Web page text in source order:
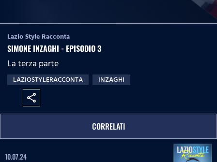
Lazio Style Racconta
SIMONE INZAGHI - EPISODIO 3
La terza parte
LAZIOSTYLERACCONTA INZAGHI
share
CORRELATI
10.07.24